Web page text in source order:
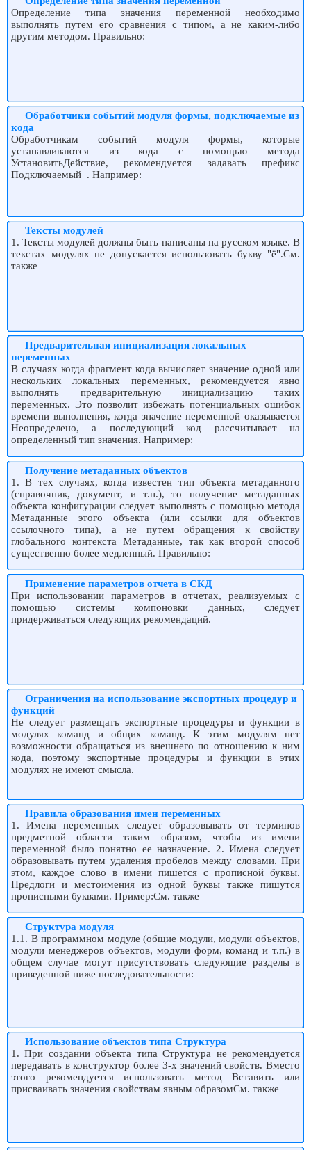
Определение типа значения переменной необходимо
выполнять путем его сравнения с типом, а не каким-либо
другим методом. Правильно:
Обработчики событий модуля формы, подключаемые из
кода
Обработчикам событий модуля формы, которые
устанавливаются из кода с помощью метода
УстановитьДействие, рекомендуется задавать префикс
Подключаемый_. Например:
Тексты модулей
1. Тексты модулей должны быть написаны на русском языке. В
текстах модулях не допускается использовать букву "ё".См.
также
Предварительная инициализация локальных
переменных
В случаях когда фрагмент кода вычисляет значение одной или
нескольких локальных переменных, рекомендуется явно
выполнять предварительную инициализацию таких
переменных. Это позволит избежать потенциальных ошибок
времени выполнения, когда значение переменной оказывается
Неопределено, а последующий код рассчитывает на
определенный тип значения. Например:
Получение метаданных объектов
1. В тех случаях, когда известен тип объекта метаданного
(справочник, документ, и т.п.), то получение метаданных
объекта конфигурации следует выполнять с помощью метода
Метаданные этого объекта (или ссылки для объектов
ссылочного типа), а не путем обращения к свойству
глобального контекста Метаданные, так как второй способ
существенно более медленный. Правильно:
Применение параметров отчета в СКД
При использовании параметров в отчетах, реализуемых с
помощью системы компоновки данных, следует
придерживаться следующих рекомендаций.
Ограничения на использование экспортных процедур и
функций
Не следует размещать экспортные процедуры и функции в
модулях команд и общих команд. К этим модулям нет
возможности обращаться из внешнего по отношению к ним
кода, поэтому экспортные процедуры и функции в этих
модулях не имеют смысла.
Правила образования имен переменных
1. Имена переменных следует образовывать от терминов
предметной области таким образом, чтобы из имени
переменной было понятно ее назначение. 2. Имена следует
образовывать путем удаления пробелов между словами. При
этом, каждое слово в имени пишется с прописной буквы.
Предлоги и местоимения из одной буквы также пишутся
прописными буквами. Пример:См. также
Структура модуля
1.1. В программном модуле (общие модули, модули объектов,
модули менеджеров объектов, модули форм, команд и т.п.) в
общем случае могут присутствовать следующие разделы в
приведенной ниже последовательности:
Использование объектов типа Структура
1. При создании объекта типа Структура не рекомендуется
передавать в конструктор более 3-х значений свойств. Вместо
этого рекомендуется использовать метод Вставить или
присваивать значения свойствам явным образомСм. также